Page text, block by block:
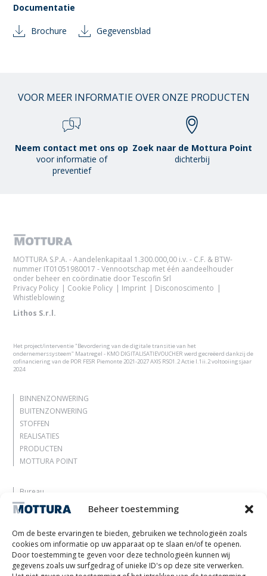
Beheer toestemming
Om de beste ervaringen te bieden, gebruiken we technologieën zoals
cookies om informatie op uw apparaat op te slaan en/of te openen.
Door toestemming te geven voor deze technologieën kunnen wij
gegevens zoals uw surfgedrag of unieke ID's op deze site verwerken.
Documentatie
Brochure Gegevensblad
VOOR MEER INFORMATIE OVER ONZE PRODUCTEN
Neem contact met ons op
voor informatie of
preventief
Zoek naar de Mottura Point
dichterbij
MOTTURA S.P.A. - Aandelenkapitaal 1.300.000,00 i.v. - C.F. & BTW-
nummer IT01051980017 - Vennootschap met één aandeelhouder
onder beheer en coördinatie door Tescofin Srl
Privacy Policy
Cookie Policy Imprint
Disconoscimento
Whistleblowing
Lithos S.r.l.
Het project/interventie "Bevordering van de digitale transitie van het
ondernemerssysteem" Maatregel - KMO DIGITALISATIEVOUCHER werd gecreëerd dankzij de
cofinanciering van de POR FESR Piemonte 2021-2027 AXIS RSO1.2 Actie I.1ii.2 voltooiingsjaar
2024
BINNENZONWERING
BUITENZONWERING
STOFFEN
REALISATIES
PRODUCTEN
MOTTURA POINT
Bureau
Laat je inspireren
Contacten
Werk met ons
Gereserveerd gebied
Certificeringen
M2Net